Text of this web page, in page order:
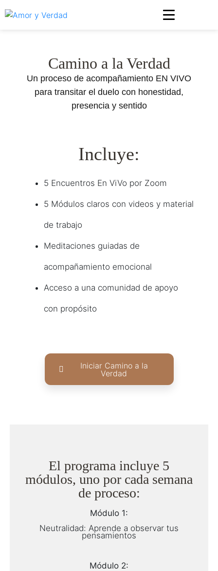
Camino a la Verdad
Un proceso de acompañamiento EN VIVO
para transitar el duelo con honestidad,
presencia y sentido
Incluye:
5 Encuentros En ViVo por Zoom
5 Módulos claros con videos y material
de trabajo
Meditaciones guiadas de
acompañamiento emocional
Acceso a una comunidad de apoyo
con propósito
Iniciar Camino a la
Verdad
El programa incluye 5
módulos, uno por cada semana
de proceso:
Módulo 1:
Neutralidad: Aprende a observar tus
pensamientos
Módulo 2: